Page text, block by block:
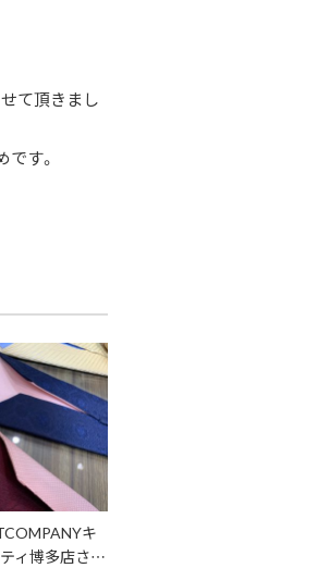
て頂きまし
す。
キ
ィ博多店さ…